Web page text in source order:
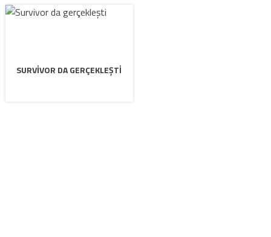
SURVIVOR DA GERÇEKLEŞTI